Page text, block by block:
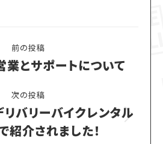
前の投稿
Previous
とサポートについて
次の投稿
Next
post:
バリーバイクレンタル
紹介されました！